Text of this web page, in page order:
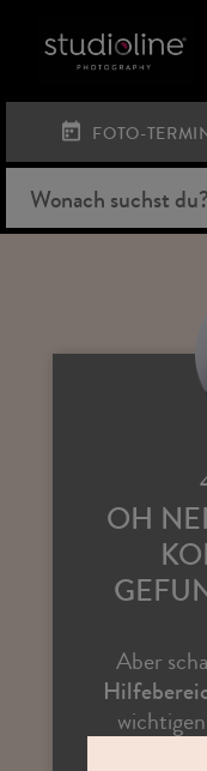
FOTO-
OH
Aber